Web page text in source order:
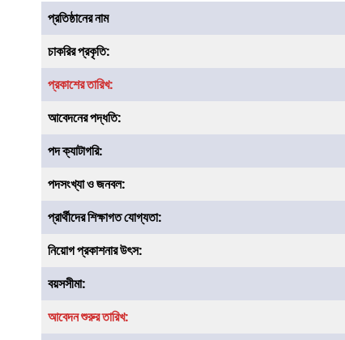
প্রতিষ্ঠানের নাম
চাকরিরপ্রকৃতি:
প্রকাশের তারিখ:
আবেদনের পদ্ধতি:
পদ ক্যাটাগরি:
পদসংখ্যা ও জনবল:
প্রার্থীদের শিক্ষাগত যোগ্যতা:
নিয়োগ প্রকাশনার উৎস:
বয়সসীমা:
আবেদন শুরুর তারিখ: